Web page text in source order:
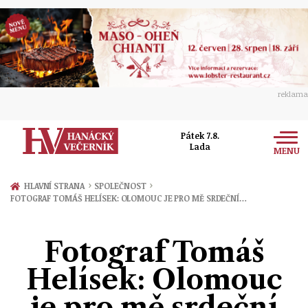
reklama
Pátek 7.8.
Lada
MENU
Zprávy
Prostějov
Přerov
Politika
Ekonomika
Kultura
Hudba
Společnost
Ženy
Sport
HLAVNÍ STRANA › SPOLEČNOST ›
FOTOGRAF TOMÁŠ HELÍSEK: OLOMOUC JE PRO MĚ SRDEČNÍ…
Fotograf Tomáš
Helísek: Olomouc